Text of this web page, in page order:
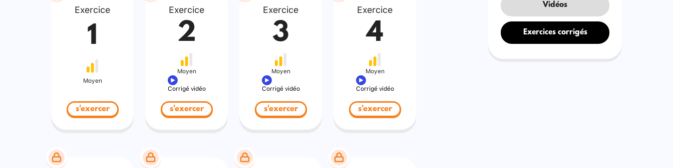
Exercice
1
Moyen
s'exercer
Exercice
2
Moyen
Corrigé vidéo
s'exercer
Exercice
3
Moyen
Corrigé vidéo
s'exercer
Exercice
4
Moyen
Corrigé vidéo
s'exercer
Vidéos
Exercices corrigés